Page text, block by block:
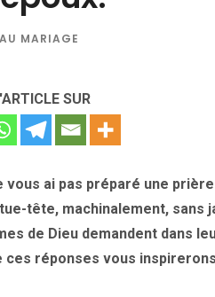
MARIAGE
SUR
vous ai pas préparé une
tête, machinalement, sans
de Dieu demandent dans
ces réponses vous